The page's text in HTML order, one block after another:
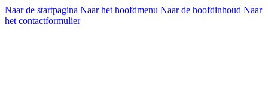
Naar de startpagina Naar het hoofdmenu Naar de hoofdinhoud Naar
het contactformulier